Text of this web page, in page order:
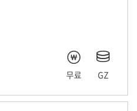
무료 GZ